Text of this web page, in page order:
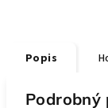
Popis
Podrobný